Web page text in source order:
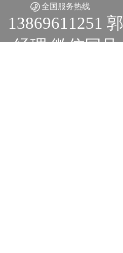
全国服务热线
13869611251 郭
经理 微信同号